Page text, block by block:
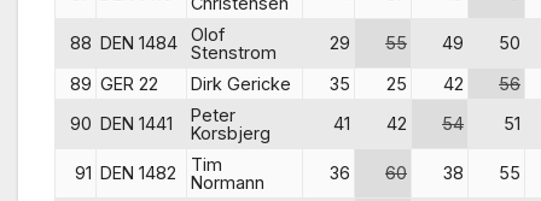
88 DEN 1484
Olof
Stenstrom
29 55 49
50
89 GER 22 Dirk Gericke 35 25 42
56
90 DEN 1441
Peter
Korsbjerg
41 42 54 51
91 DEN 1482
Tim
Normann
36 60 38
55